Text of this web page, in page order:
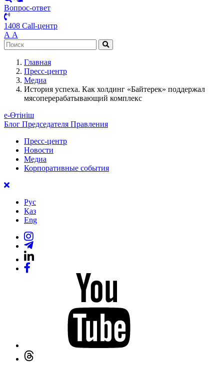
Вопрос-ответ
1408 Call-центр
А А
Главная
Пресс-центр
Медиа
История успеха. Как холдинг «Байтерек» поддержал
мясоперерабатывающий комплекс
е-Өтініш
Блог Председателя Правления
Пресс-центр
Новости
Медиа
Корпоративные события
Рус
Қаз
Eng